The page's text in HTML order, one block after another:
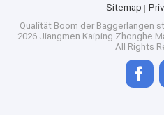
Sitemap
Qualität Boom der Baggerlangen
2026 Jiangmen Kaiping Zhonghe
All Rights